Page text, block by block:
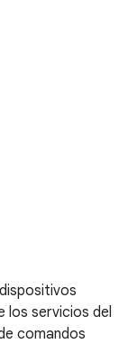
los servicios del
comandos